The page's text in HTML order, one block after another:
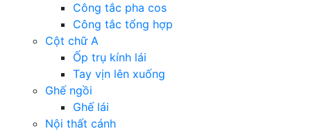
Công tắc pha cos
Công tắc tổng hợp
Cột chữ A
Ốp trụ kính lái
Tay vịn lên xuống
Ghế ngồi
Ghế lái
Nội thất cánh